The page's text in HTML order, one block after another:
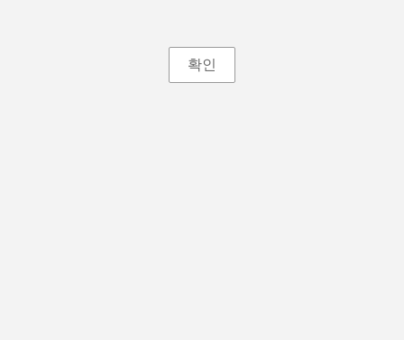
확인